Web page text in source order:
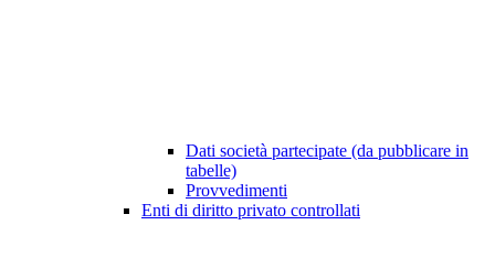
Dati società partecipate (da pubblicare in
tabelle)
Provvedimenti
Enti di diritto privato controllati